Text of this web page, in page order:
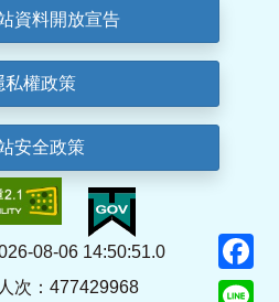
資料開放宣告
私權政策
安全政策
08-06 14:50:51.0
次：477429968